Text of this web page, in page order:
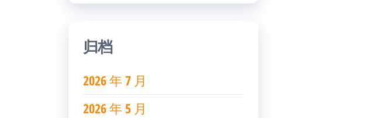
归档
2026 年 7 月
2026 年 5 月